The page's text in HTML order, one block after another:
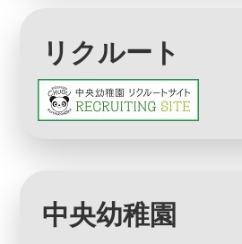
リクルート
中央幼稚園